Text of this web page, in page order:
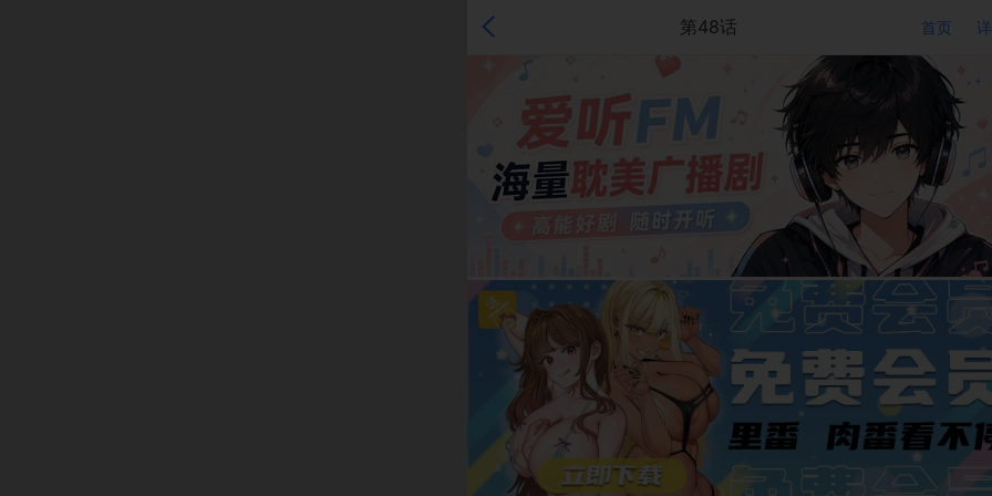
第48话 首页